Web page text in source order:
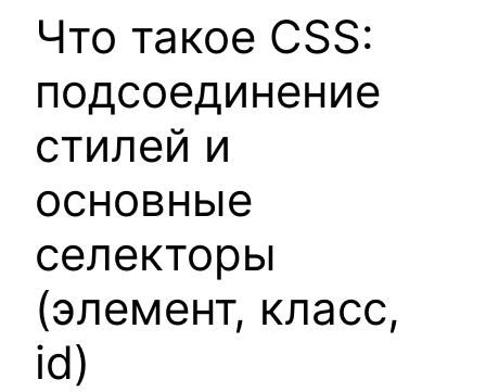
Что такое CSS:
подсоединение
стилей и
основные
селекторы
(элемент, класс,
id)